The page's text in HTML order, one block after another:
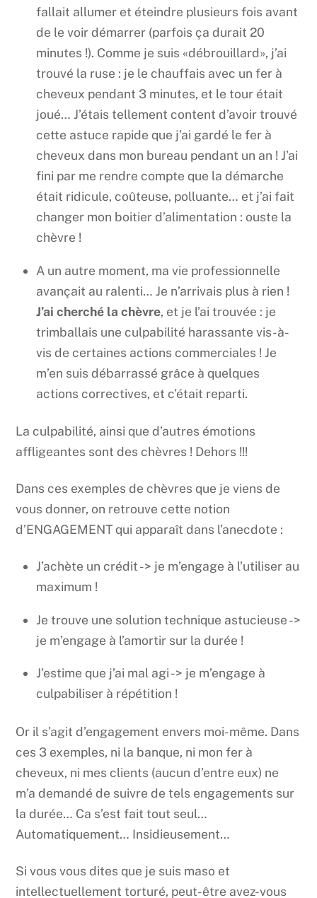
fallait allumer et éteindre plusieurs fois avant
de le voir démarrer (parfois ça durait 20
minutes !). Comme je suis «débrouillard», j’ai
trouvé la ruse : je le chauffais avec un fer à
cheveux pendant 3 minutes, et le tour était
joué… J’étais tellement content d’avoir trouvé
cette astuce rapide que j’ai gardé le fer à
cheveux dans mon bureau pendant un an ! J’ai
fini par me rendre compte que la démarche
était ridicule, coûteuse, polluante… et j’ai fait
changer mon boitier d’alimentation : ouste la
chèvre !
A un autre moment, ma vie professionnelle
avançait au ralenti… Je n’arrivais plus à rien !
J’ai cherché la chèvre, et je l’ai trouvée : je
trimballais une culpabilité harassante vis-à-
vis de certaines actions commerciales ! Je
m’en suis débarrassé grâce à quelques
actions correctives, et c’était reparti.
La culpabilité, ainsi que d’autres émotions
affligeantes sont des chèvres ! Dehors !!!
Dans ces exemples de chèvres que je viens de
vous donner, on retrouve cette notion
d’ENGAGEMENT qui apparaît dans l’anecdote :
J’achète un crédit -> je m’engage à l’utiliser au
maximum !
Je trouve une solution technique astucieuse ->
je m’engage à l’amortir sur la durée !
J’estime que j’ai mal agi -> je m’engage à
culpabiliser à répétition !
Or il s’agit d’engagement envers moi-même. Dans
ces 3 exemples, ni la banque, ni mon fer à
cheveux, ni mes clients (aucun d’entre eux) ne
m’a demandé de suivre de tels engagements sur
la durée… Ca s’est fait tout seul…
Automatiquement… Insidieusement…
Si vous vous dites que je suis maso et
intellectuellement torturé, peut-être avez-vous